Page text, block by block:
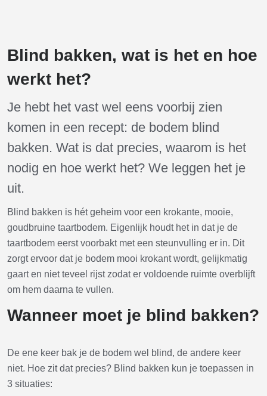
Blind bakken, wat is het en hoe
werkt het?
Je hebt het vast wel eens voorbij zien
komen in een recept: de bodem blind
bakken. Wat is dat precies, waarom is het
nodig en hoe werkt het? We leggen het je
uit.
Blind bakken is hét geheim voor een krokante, mooie,
goudbruine taartbodem. Eigenlijk houdt het in dat je de
taartbodem eerst voorbakt met een steunvulling er in. Dit
zorgt ervoor dat je bodem mooi krokant wordt, gelijkmatig
gaart en niet teveel rijst zodat er voldoende ruimte overblijft
om hem daarna te vullen.
Wanneer moet je blind bakken?
De ene keer bak je de bodem wel blind, de andere keer
niet. Hoe zit dat precies? Blind bakken kun je toepassen in
3 situaties: